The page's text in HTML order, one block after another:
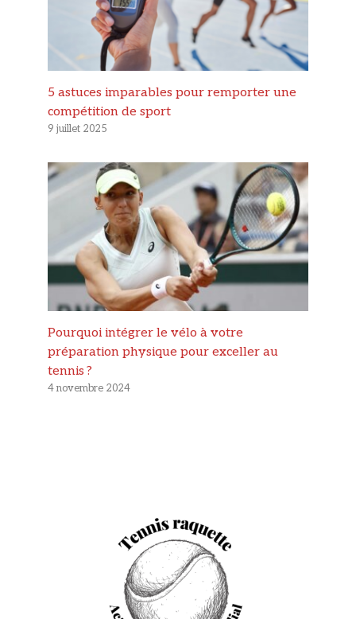
5 astuces imparables pour remporter une
compétition de sport
9 juillet 2025
Pourquoi intégrer le vélo à votre
préparation physique pour exceller au
tennis ?
4 novembre 2024